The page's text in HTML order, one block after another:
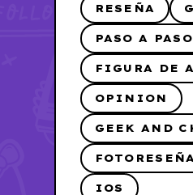
RESEÑA
PASO A PASO
FIGURA DE
OPINION
GEEK AND
FOTORESEÑA
IOS